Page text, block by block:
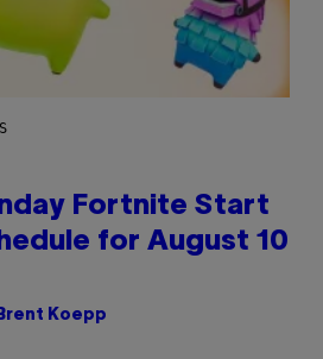
Fortnite Start
for August 10
Brent Koepp